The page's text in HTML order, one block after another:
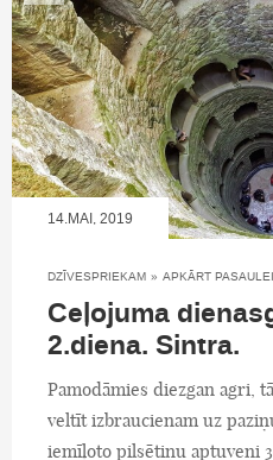
14.MAI, 2019
DZĪVESPRIEKAM » APKĀRT PASAULEI
Ceļojuma
2.diena. Sintra.
Pamodāmies diezgan agri,
veltīt izbraucienam uz
iemīļoto pilsētiņu aptuveni